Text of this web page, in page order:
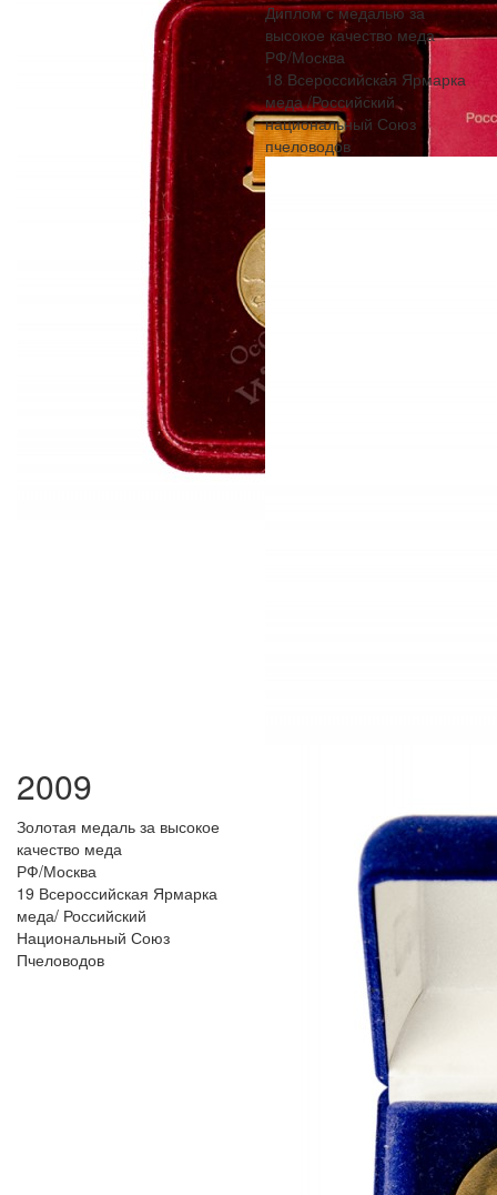
Диплом с медалью за
высокое качество меда
РФ/Москва
18 Всероссийская Ярмарка
меда /Российский
национальный Союз
пчеловодов
2009
Золотая медаль за высокое
качество меда
РФ/Москва
19 Всероссийская Ярмарка
меда/ Российский
Национальный Союз
Пчеловодов